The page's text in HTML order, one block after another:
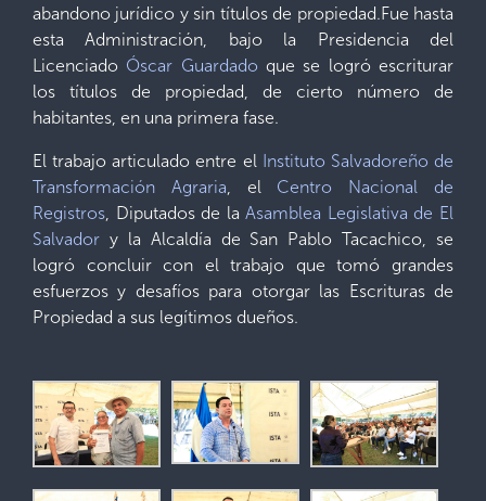
abandono jurídico y sin títulos de propiedad.Fue hasta
esta Administración, bajo la Presidencia del
Licenciado Óscar Guardado que se logró escriturar
los títulos de propiedad, de cierto número de
habitantes, en una primera fase.
El trabajo articulado entre el Instituto Salvadoreño de
Transformación Agraria, el Centro Nacional de
Registros, Diputados de laAsamblea Legislativa de El
Salvador y la Alcaldía de San Pablo Tacachico, se
logró concluir con el trabajo que tomó grandes
esfuerzos y desafíos para otorgar las Escrituras de
Propiedad a sus legítimos dueños.